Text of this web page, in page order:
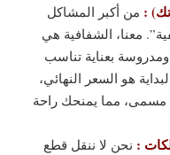
: من أكبر المشاكل
معنا، الشفافية هي
بعناية تناسب
هو السعر النهائي،
مما يمنحك راحة
: نحن لا ننقل قطع